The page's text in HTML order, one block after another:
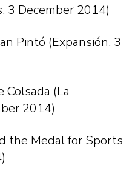
3 December 2014)
Pintó (Expansión, 3
Colsada (La
2014)
the Medal for Sports